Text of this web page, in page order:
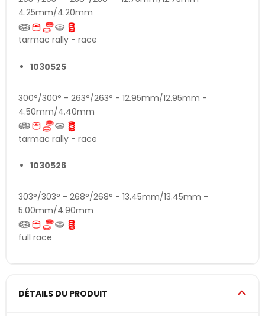
4.25mm/4.20mm
tarmac rally - race
1030525
300°/300° - 263°/263° - 12.95mm/12.95mm -
4.50mm/4.40mm
tarmac rally - race
1030526
303°/303° - 268°/268° - 13.45mm/13.45mm -
5.00mm/4.90mm
full race
DÉTAILS DU PRODUIT